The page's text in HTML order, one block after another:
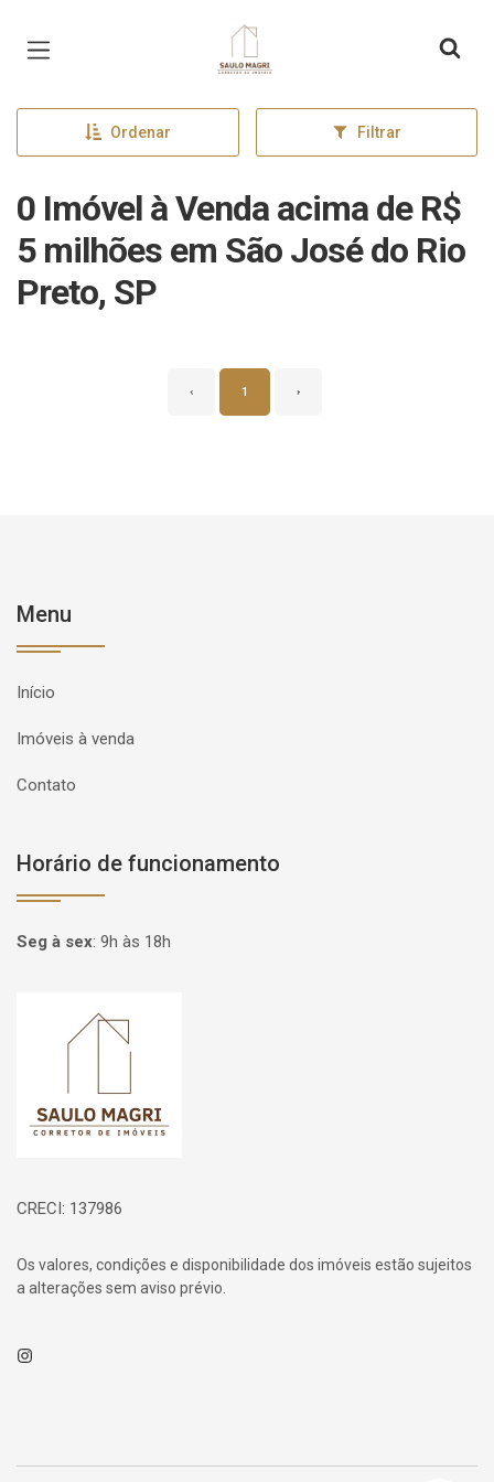
Página inicial
Ordenar Filtrar
0 Imóvel à Venda acima de R$
5 milhões em São José do Rio
Preto, SP
‹ 1 ›
Menu
Início
Imóveis à venda
Contato
Horário de funcionamento
Seg à sex: 9h às 18h
Página inicial
CRECI: 137986
Os valores, condições e disponibilidade dos imóveis estão sujeitos
a alterações sem aviso prévio.
Instagram